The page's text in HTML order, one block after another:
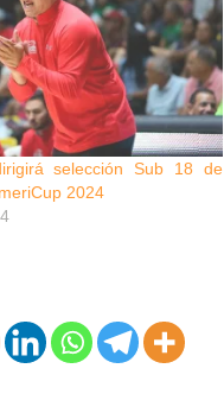
selección Sub 18 de
2024